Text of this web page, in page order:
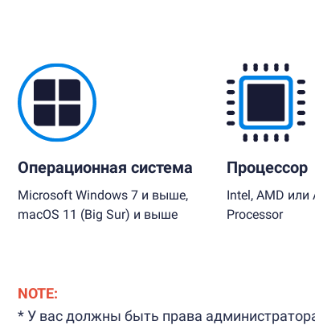
Операционная система
Microsoft Windows 7 и выше,
macOS 11 (Big Sur) и выше
Процессор
Intel, AMD или
Processor
NOTE:
* У вас должны быть права